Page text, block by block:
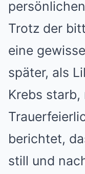
Trotz der
eine
später, als
Krebs starb,
berichtet,
still und